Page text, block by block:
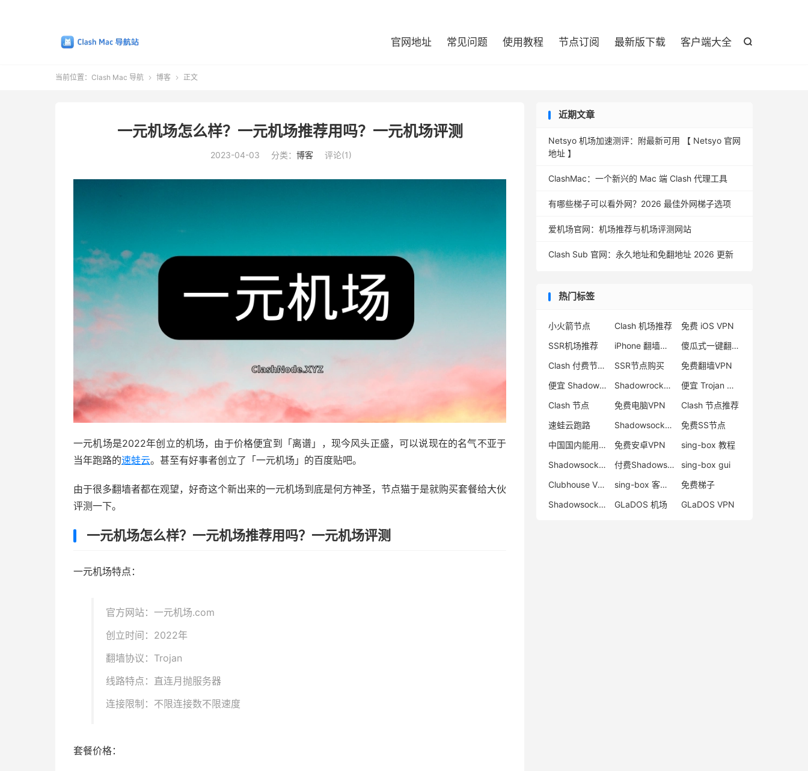

官网地址 常见问题 使用教程 节点订阅 最新版下载 客户端大全
当前位置： Clash Mac 导航  博客  正文
一元机场怎么样？一元机场推荐用吗？一元机场评测
2023-04-03 分类： 博客 评论(1)
一元机场是2022年创立的机场，由于价格便宜到「离谱」，现今风头正盛，可以说现在的名气不亚于
当年跑路的速蛙云。甚至有好事者创立了「一元机场」的百度贴吧。
由于很多翻墙者都在观望，好奇这个新出来的一元机场到底是何方神圣，节点猫于是就购买套餐给大伙
评测一下。
一元机场怎么样？一元机场推荐用吗？一元机场评测
一元机场特点：
官方网站：一元机场.com
创立时间：2022年
翻墙协议：Trojan
线路特点：直连月抛服务器
连接限制：不限连接数不限速度
套餐价格：
近期文章
Netsyo 机场加速测评：附最新可用 【 Netsyo 官网
地址 】
ClashMac：一个新兴的 Mac 端 Clash 代理工具
有哪些梯子可以看外网？2026 最佳外网梯子选项
爱机场官网：机场推荐与机场评测网站
Clash Sub 官网：永久地址和免翻地址 2026 更新
热门标签
小火箭节点 Clash 机场推荐
免费 iOS VPN
SSR机场推荐
iPhone 翻墙代理软件
傻瓜式一键翻墙VPN客户端
Clash 付费节点购买
SSR节点购买
免费翻墙VPN
便宜 Shadowsocks 购买
Shadowrocket 地址
便宜 Trojan 购买
Clash 节点
免费电脑VPN
Clash 节点推荐
速蛙云跑路
Shadowsocks 付费节点
免费SS节点
中国国内能用的翻墙VPN推荐
免费安卓VPN
sing-box 教程
Shadowsocks 节点哪里买
付费Shadowsocks推荐
sing-box gui
Clubhouse VPN
sing-box 客户端配置
免费梯子
Shadowsocks 服务器
GLaDOS 机场 GLaDOS VPN